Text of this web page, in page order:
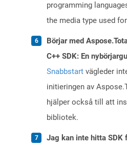
programming
the media type used
Börjar med
C++ SDK: En
Snabbstart vägleder
initieringen av
hjälper också till att
bibliotek.
Jag kan inte hitta